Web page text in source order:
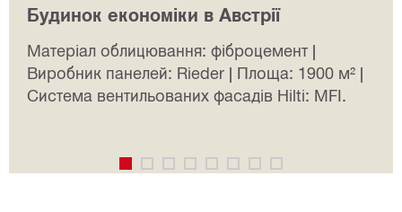
Будинок економіки в Австрії
Матеріал облицювання: фіброцемент |
Виробник панелей: Rieder | Площа: 1900 м² |
Система вентильованих фасадів Hilti: MFI.